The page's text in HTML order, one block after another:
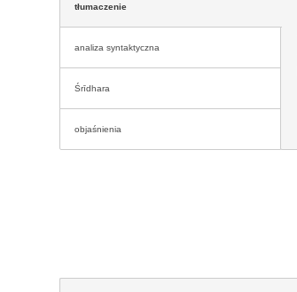
tłumaczenie
analiza syntaktyczna
Śrīdhara
objaśnienia